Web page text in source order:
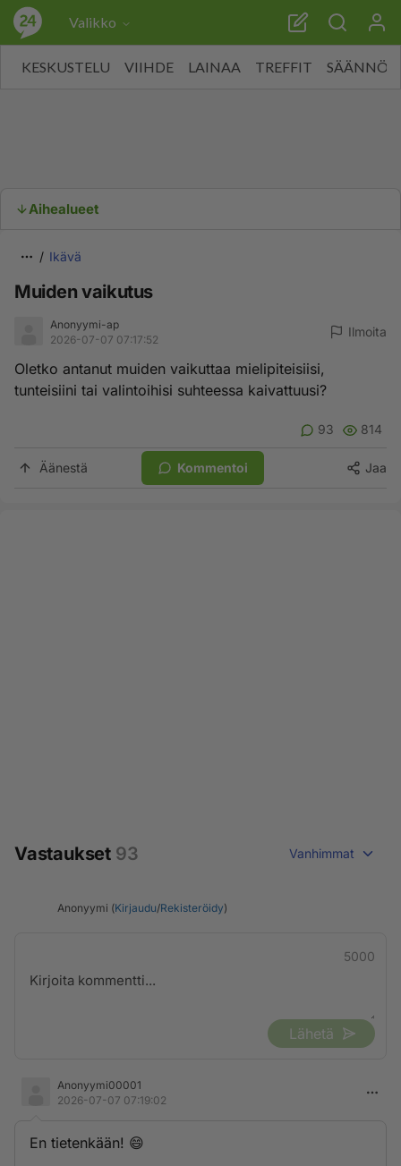
Valikko
KESKUSTELU VIIHDE LAINAA TREFFIT SÄÄNNÖT
Aihealueet
Ikävä
Muiden vaikutus
Anonyymi-ap
2026-07-07 07:17:52
Ilmoita
Oletko antanut muiden vaikuttaa mielipiteisiisi,
tunteisiini tai valintoihisi suhteessa kaivattuusi?
93 814
Äänestä Kommentoi Jaa
Vastaukset 93 Vanhimmat
Anonyymi (Kirjaudu/Rekisteröidy)
5000
Lähetä
Anonyymi00001
2026-07-07 07:19:02
En tietenkään! 😄